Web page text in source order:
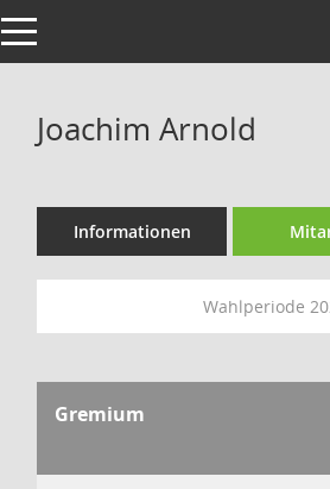
Toggle navigation
Joachim Arnold
Informationen
Wahlperiode
Gremium